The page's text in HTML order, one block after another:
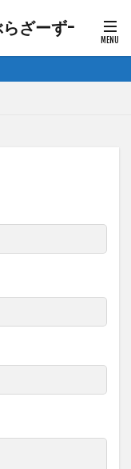
らざーず-